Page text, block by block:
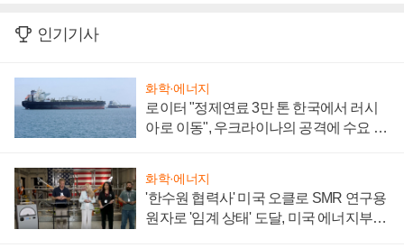
인기기사
화학·에너지
로이터 "정제연료 3만 톤 한국에서 러시
아로 이동", 우크라이나의 공격에 수요 늘
화학·에너지
'한수원 협력사' 미국 오클로 SMR 연구용
원자로 '임계 상태' 도달, 미국 에너지부